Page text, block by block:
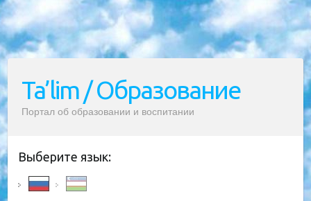
Ta’lim / Образование
Портал об образовании и воспитании
Выберите язык: